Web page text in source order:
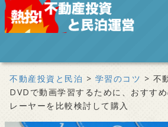
S
不動産投資と民泊 > 学習のコツ > 不
DVDで動画学習するために、おすす
レーヤーを比較検討して購入